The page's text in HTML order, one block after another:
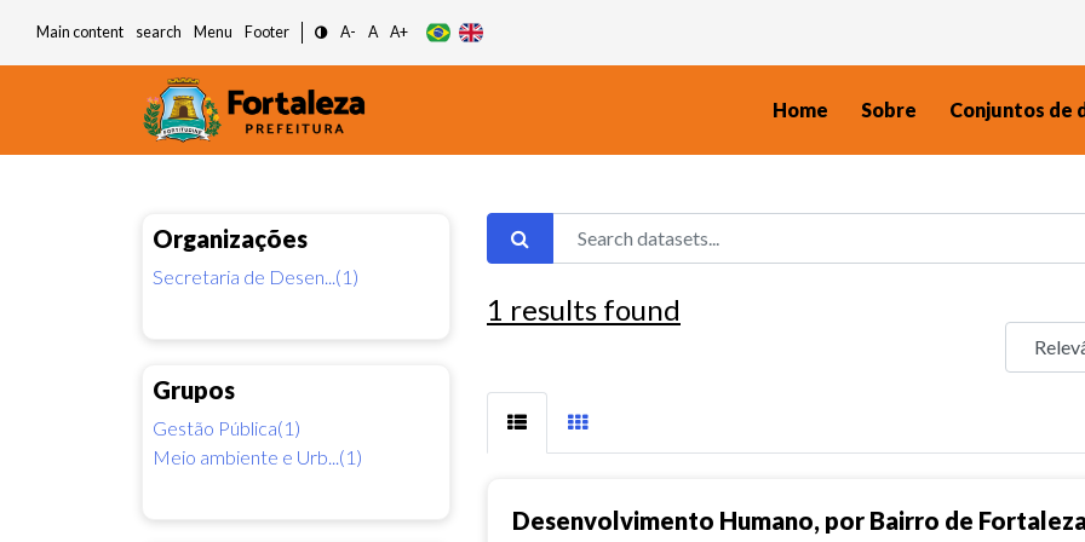
Main content search Menu Footer A- A A+
Home Sobre Conjuntos de
Organizações
Secretaria de Desen...(1)
Grupos
Gestão Pública(1)
Meio ambiente e Urb...(1)
1 results found
Desenvolvimento Humano, por Bairro de